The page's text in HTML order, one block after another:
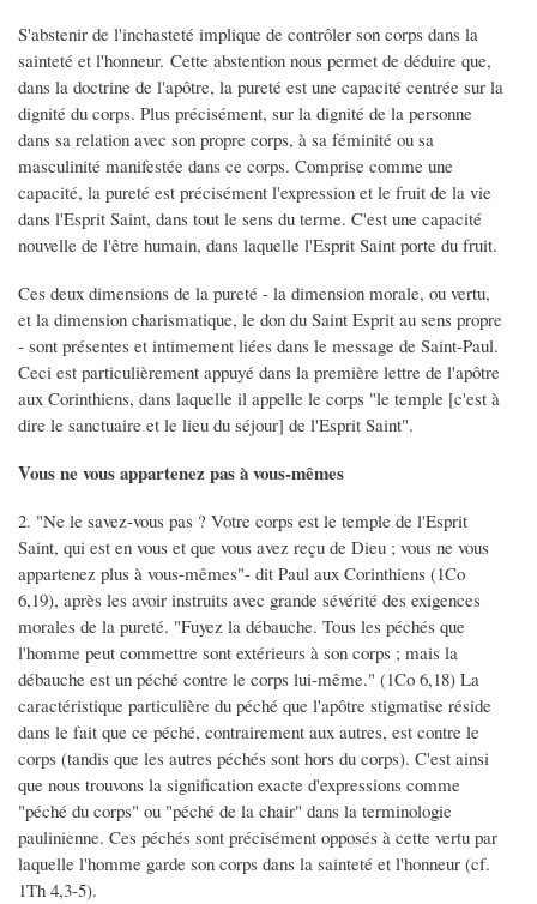
S'abstenir de l'inchasteté implique de contrôler son corps dans la
sainteté et l'honneur. Cette abstention nous permet de déduire que,
dans la doctrine de l'apôtre, la pureté est une capacité centrée sur la
dignité du corps. Plus précisément, sur la dignité de la personne
dans sa relation avec son propre corps, à sa féminité ou sa
masculinité manifestée dans ce corps. Comprise comme une
capacité, la pureté est précisément l'expression et le fruit de la vie
dans l'Esprit Saint, dans tout le sens du terme. C'est une capacité
nouvelle de l'être humain, dans laquelle l'Esprit Saint porte du fruit.
Ces deux dimensions de la pureté - la dimension morale, ou vertu,
et la dimension charismatique, le don du Saint Esprit au sens propre
- sont présentes et intimement liées dans le message de Saint-Paul.
Ceci est particulièrement appuyé dans la première lettre de l'apôtre
aux Corinthiens, dans laquelle il appelle le corps "le temple [c'est à
dire le sanctuaire et le lieu du séjour] de l'Esprit Saint".
Vous ne vous appartenez pas à vous-mêmes
2. "Ne le savez-vous pas ? Votre corps est le temple de l'Esprit
Saint, qui est en vous et que vous avez reçu de Dieu ; vous ne vous
appartenez plus à vous-mêmes"- dit Paul aux Corinthiens (1Co
6,19), après les avoir instruits avec grande sévérité des exigences
morales de la pureté. "Fuyez la débauche. Tous les péchés que
l'homme peut commettre sont extérieurs à son corps ; mais la
débauche est un péché contre le corps lui-même." (1Co 6,18) La
caractéristique particulière du péché que l'apôtre stigmatise réside
dans le fait que ce péché, contrairement aux autres, est contre le
corps (tandis que les autres péchés sont hors du corps). C'est ainsi
que nous trouvons la signification exacte d'expressions comme
"péché du corps" ou "péché de la chair" dans la terminologie
paulinienne. Ces péchés sont précisément opposés à cette vertu par
laquelle l'homme garde son corps dans la sainteté et l'honneur (cf.
1Th 4,3-5).